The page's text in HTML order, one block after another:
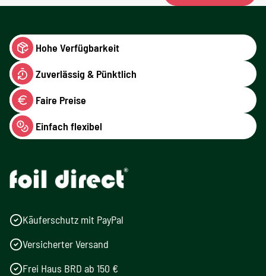
Hohe Verfügbarkeit
Zuverlässig & Pünktlich
Faire Preise
Einfach flexibel
Käuferschutz mit PayPal
Versicherter Versand
Frei Haus BRD ab 150 €